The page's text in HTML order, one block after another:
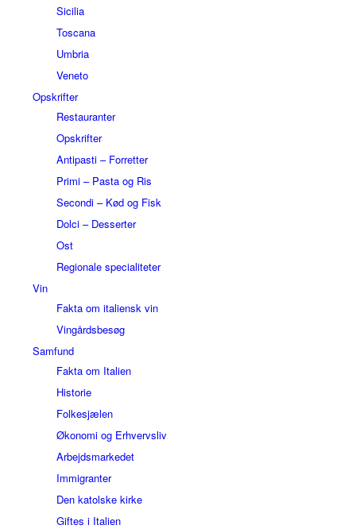
Sicilia
Toscana
Umbria
Veneto
Opskrifter
Restauranter
Opskrifter
Antipasti – Forretter
Primi – Pasta og Ris
Secondi – Kød og Fisk
Dolci – Desserter
Ost
Regionale specialiteter
Vin
Fakta om italiensk vin
Vingårdsbesøg
Samfund
Fakta om Italien
Historie
Folkesjælen
Økonomi og Erhvervsliv
Arbejdsmarkedet
Immigranter
Den katolske kirke
Giftes i Italien